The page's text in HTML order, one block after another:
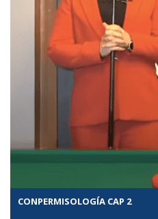
CONPERMISOLOGÍA CAP 2